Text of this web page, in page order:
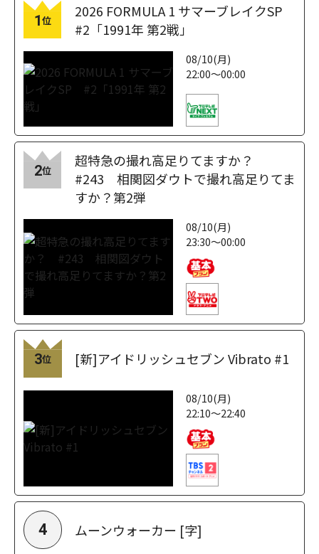
1位
2026 FORMULA 1 サマーブレイクSP
#2「1991年 第2戦」
08/10(月)
22:00～00:00
2位
超特急の撮れ高足りてますか？
#243 相関図ダウトで撮れ高足りてま
すか？第2弾
08/10(月)
23:30～00:00
3位 [新]アイドリッシュセブン Vibrato #1
08/10(月)
22:10～22:40
4 ムーンウォーカー [字]